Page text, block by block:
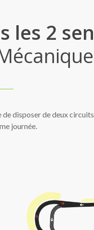
les 2
de disposer de deux
journée.